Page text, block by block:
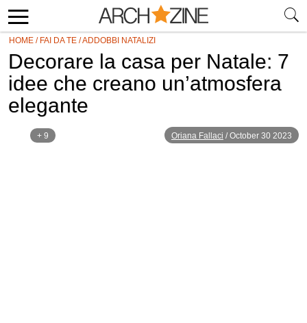
HOME / FAI DA TE /ADDOBBI NATALIZI
Decorare la casa per Natale: 7
idee che creano un’atmosfera
elegante
+ 9 Oriana Fallaci /October 30 2023